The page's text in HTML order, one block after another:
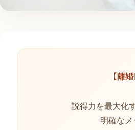
【離
説得力を最大化
明確なメ